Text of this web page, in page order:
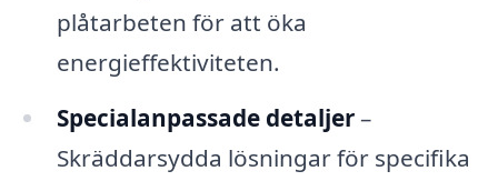
plåtarbeten för att öka
energieffektiviteten.
Specialanpassade detaljer–
Skräddarsydda lösningar för specifika